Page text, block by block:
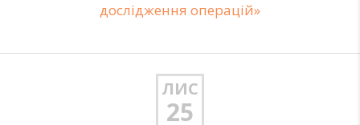
дослідження операцій»
ЛИС
25